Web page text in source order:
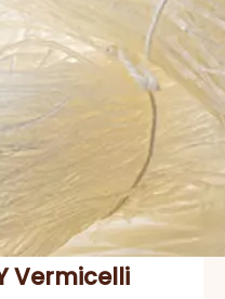
Vermicelli